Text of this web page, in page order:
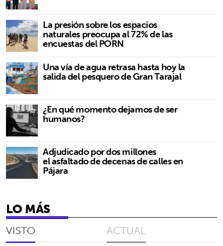
La presión sobre los espacios
naturales preocupa al 72% de las
encuestas del PORN
Una vía de agua retrasa hasta hoy la
salida del pesquero de Gran Tarajal
¿En qué momento dejamos de ser
humanos?
Adjudicado por dos millones
el asfaltado de decenas de calles en
Pájara
LO MÁS
VISTO ACTUAL